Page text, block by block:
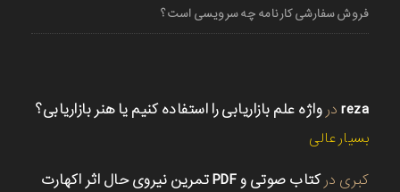
فروش سفارشی کارنامه چه سرویسی است؟
reza در واژه علم بازاریابی را استفاده کنیم یا هنر بازاریابی؟
بسیار عالی
کبری در
کتاب صوتی و PDF تمرین نیروی حال اثر اکهارت